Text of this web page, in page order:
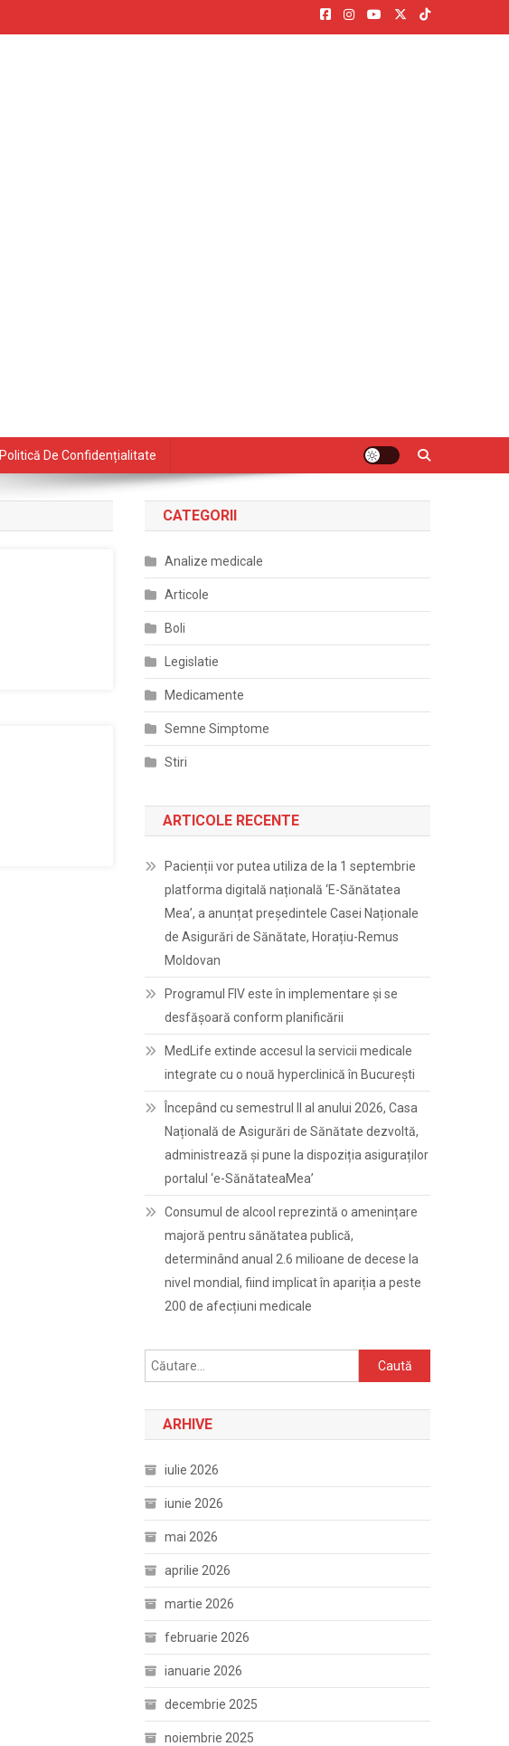
Politică De Confidențialitate
CATEGORII
Analize medicale
Articole
Boli
Legislatie
Medicamente
Semne Simptome
Stiri
ARTICOLE RECENTE
Pacienții vor putea utiliza de la 1 septembrie
platforma digitală națională ‘E-Sănătatea
Mea’, a anunțat președintele Casei Naționale
de Asigurări de Sănătate, Horațiu-Remus
Moldovan
Programul FIV este în implementare și se
desfășoară conform planificării
MedLife extinde accesul la servicii medicale
integrate cu o nouă hyperclinică în București
Începând cu semestrul II al anului 2026, Casa
Națională de Asigurări de Sănătate dezvoltă,
administrează și pune la dispoziția asiguraților
portalul ‘e-SănătateaMea’
Consumul de alcool reprezintă o amenințare
majoră pentru sănătatea publică,
determinând anual 2.6 milioane de decese la
nivel mondial, fiind implicat în apariția a peste
200 de afecțiuni medicale
Caută
după:
ARHIVE
iulie 2026
iunie 2026
mai 2026
aprilie 2026
martie 2026
februarie 2026
ianuarie 2026
decembrie 2025
noiembrie 2025